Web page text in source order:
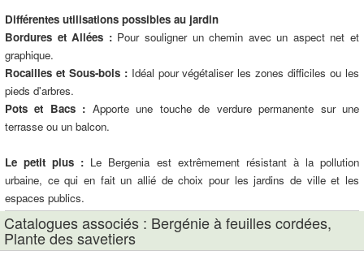
Différentes utilisations possibles au jardin
Bordures et Allées :Pour souligner un chemin avec un aspect net et
graphique.
Rocailles et Sous-bois : Idéal pour végétaliser les zones difficiles ou les
pieds d'arbres.
Pots et Bacs : Apporte une touche de verdure permanente sur une
terrasse ou un balcon.
Le petit plus : Le Bergenia est extrêmement résistant à la pollution
urbaine, ce qui en fait un allié de choix pour les jardins de ville et les
espaces publics.
Catalogues associés : Bergénie à feuilles cordées,
Plante des savetiers